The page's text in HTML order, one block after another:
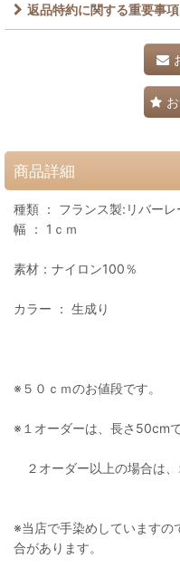
返品特約に関する重要事項
商品詳細
種類 ： フランス製:リバーレ
幅 ： 1ｃｍ
素材：ナイロン100％
カラー ： 生成り
※５０ｃｍのお値段です。
※１オーダーは、長さ50cmで
２オーダー以上の場合は、
※当店で手染めしていますの
合があります。